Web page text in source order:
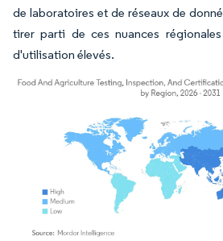
de laboratoires et de réseaux de
tirer parti de ces nuances
d'utilisation élevés.